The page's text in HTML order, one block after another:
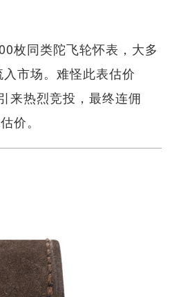
枚同类陀飞轮怀表，大多
市场。难怪此表估价
来热烈竞投，最终连佣
价。